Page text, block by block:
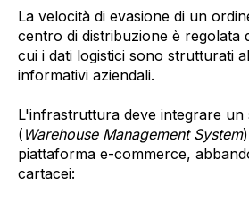
La velocità di evasione di un
centro di distribuzione è regolata
cui i dati logistici sono strutturati
informativi aziendali.
L'infrastruttura deve integrare un
( Warehouse Management System
piattaforma e-commerce,
cartacei: